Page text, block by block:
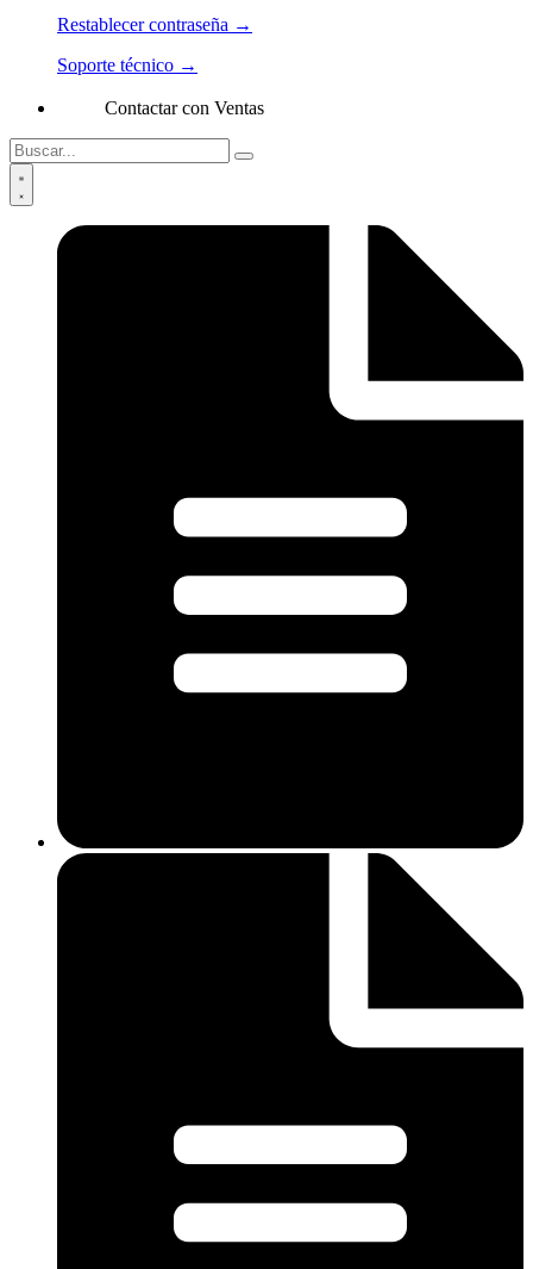
Restablecer contraseña →
Soporte técnico →
Contactar con Ventas